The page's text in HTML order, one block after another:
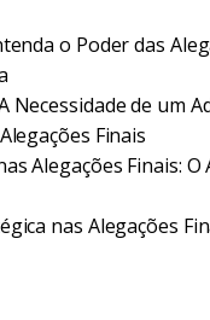
o Poder das
Necessidade de um
Finais
Alegações Finais: O
nas Alegações